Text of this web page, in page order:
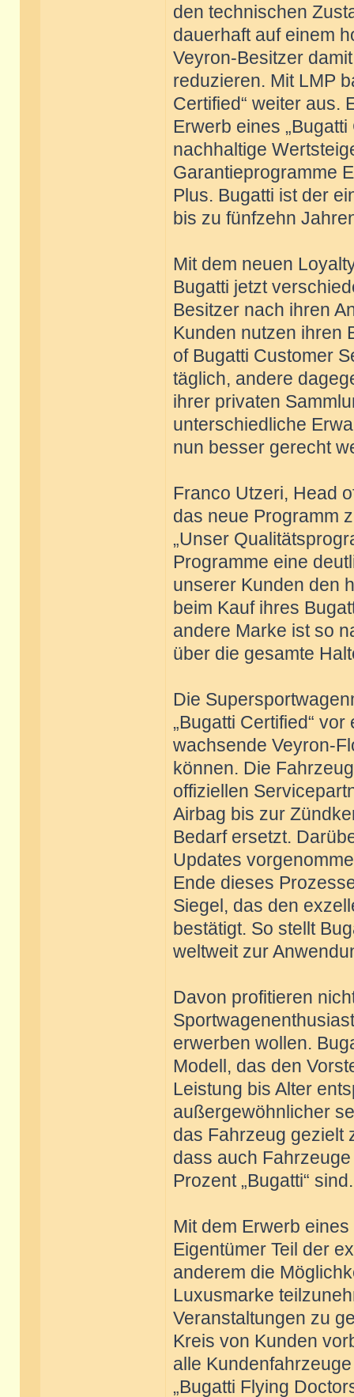
den technischen
dauerhaft auf einem
Veyron-Besitzer
reduzieren. Mit LMP
Certified“ weiter aus.
Erwerb eines
nachhaltige
Garantieprogramme
Plus. Bugatti ist der
bis zu fünfzehn
Mit dem neuen
Bugatti jetzt
Besitzer nach ihren
Kunden nutzen ihren
of Bugatti Customer
täglich, andere
ihrer privaten
unterschiedliche
nun besser gerecht
Franco Utzeri, Head
das neue Programm
„Unser
Programme eine
unserer Kunden den
beim Kauf ihres
andere Marke ist so
über die gesamte
Die
„Bugatti Certified“
wachsende Veyron-
können. Die
offiziellen
Airbag bis zur
Bedarf ersetzt.
Updates
Ende dieses
Siegel, das den
bestätigt. So stellt
weltweit zur
Davon profitieren
erwerben wollen.
Modell, das den
Leistung bis Alter
außergewöhnlicher
das Fahrzeug gezielt
dass auch
Prozent „Bugatti“ sind.
Mit dem Erwerb
Eigentümer Teil der
anderem die
Luxusmarke
Veranstaltungen zu
Kreis von Kunden
alle
„Bugatti Flying